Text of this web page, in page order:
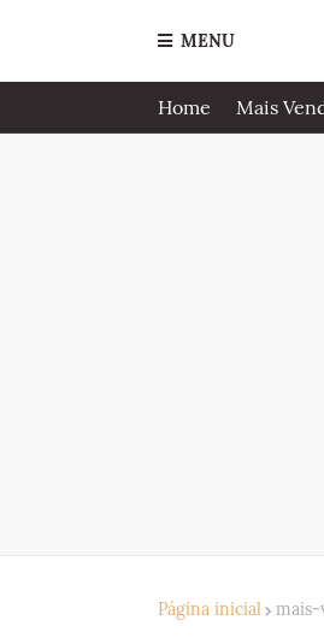
MENU
Home Mais
Página inicial mais-